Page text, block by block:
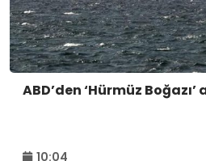
ABD’den ‘Hürmüz Boğazı’
10:04